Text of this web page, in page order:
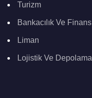
Turizm
Bankacılık Ve Finans
Liman
Lojistik Ve Depolama